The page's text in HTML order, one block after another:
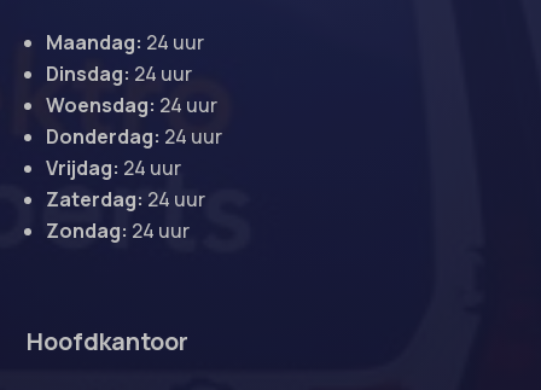
Maandag: 24 uur
Dinsdag: 24 uur
Woensdag: 24 uur
Donderdag: 24 uur
Vrijdag: 24 uur
Zaterdag: 24 uur
Zondag: 24 uur
Hoofdkantoor